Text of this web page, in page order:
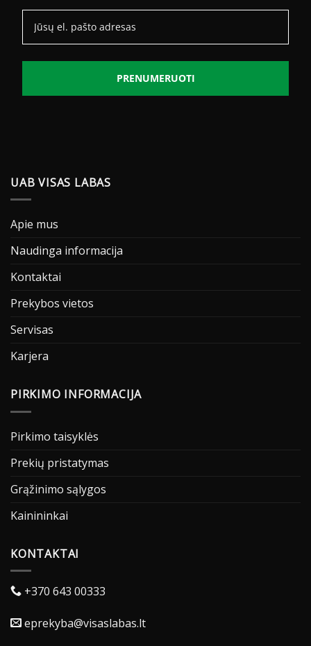
PRENUMERUOTI
UAB VISAS LABAS
Apie mus
Naudinga informacija
Kontaktai
Prekybos vietos
Servisas
Karjera
PIRKIMO INFORMACIJA
Pirkimo taisyklės
Prekių pristatymas
Grąžinimo sąlygos
Kainininkai
KONTAKTAI
+370 643 00333
eprekyba@visaslabas.lt